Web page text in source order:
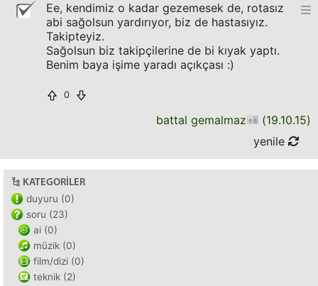
Ee, kendimiz o kadar gezemesek de, rotasız
abi sağolsun yardırıyor, biz de hastasıyız.
Takipteyiz.
Sağolsun biz takipçilerine de bi kıyak yaptı.
Benim baya işime yaradı açıkçası :)
0
battal gemalmaz (19.10.15)
yenile
KATEGORILER
duyuru (0)
soru (23)
ai (0)
müzik (0)
film/dizi (0)
teknik (2)